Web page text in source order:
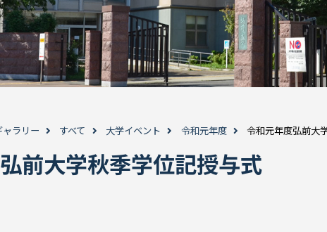
ャラリー すべて 大学イベント 令和元年度 令和元年度弘前大
前大学秋季学位記授与式